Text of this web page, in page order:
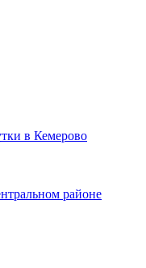
в Кемерово
районе